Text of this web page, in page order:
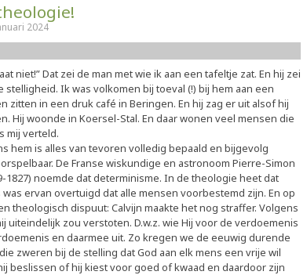
2024
niet!” Dat zei de man met wie ik aan een tafeltje zat. En hij zei
stelligheid. Ik was volkomen bij toeval (!) bij hem aan een
zitten in een druk café in Beringen. En hij zag er uit alsof hij
Hij woonde in Koersel-Stal. En daar wonen veel mensen die
mij verteld.
hem is alles van tevoren volledig bepaald en bijgevolg
De Franse wiskundige en astronoom Pierre-Simon
1827) noemde dat determinisme. In de theologie heet dat
ervan overtuigd dat alle mensen voorbestemd zijn. En op
theologisch dispuut: Calvijn maakte het nog straffer. Volgens
uiteindelijk zou verstoten. D.w.z. wie Hij voor de verdoemenis
en daarmee uit. Zo kregen we de eeuwig durende
zweren bij de stelling dat God aan elk mens een vrije wil
beslissen of hij kiest voor goed of kwaad en daardoor zijn